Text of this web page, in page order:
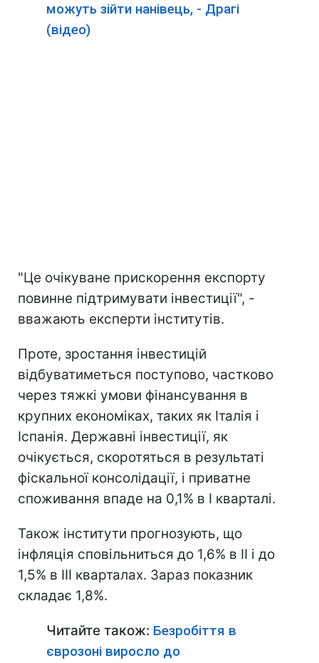
можуть зійти нанівець, - Драгі
(відео)
"Це очікуване прискорення експорту
повинне підтримувати інвестиції", -
вважають експерти інститутів.
Проте, зростання інвестицій
відбуватиметься поступово, частково
через тяжкі умови фінансування в
крупних економіках, таких як Італія і
Іспанія. Державні інвестиції, як
очікується, скоротяться в результаті
фіскальної консолідації, і приватне
споживання впаде на 0,1% в I кварталі.
Також інститути прогнозують, що
інфляція сповільниться до 1,6% в II і до
1,5% в III кварталах. Зараз показник
складає 1,8%.
Читайте також: Безробіття в
єврозоні виросло до